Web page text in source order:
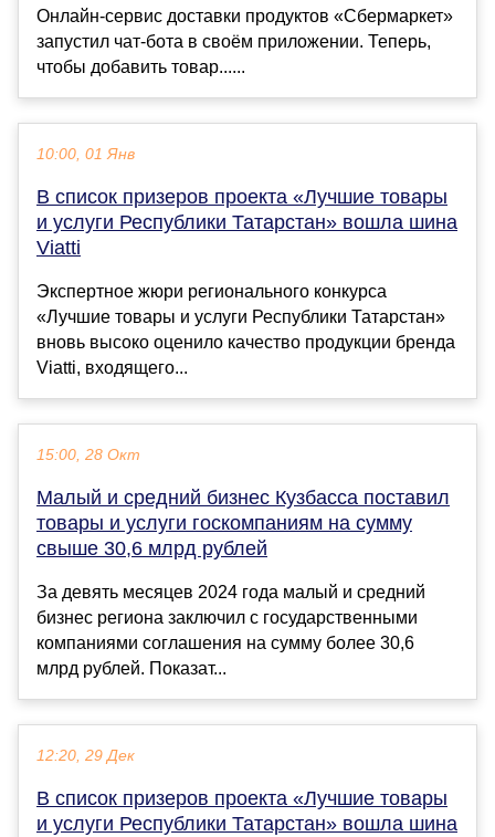
Онлайн-сервис доставки продуктов «Сбермаркет»
запустил чат-бота в своём приложении. Теперь,
чтобы добавить товар......
10:00, 01 Янв
В список призеров проекта «Лучшие товары
и услуги Республики Татарстан» вошла шина
Viatti
Экспертное жюри регионального конкурса
«Лучшие товары и услуги Республики Татарстан»
вновь высоко оценило качество продукции бренда
Viatti, входящего...
15:00, 28 Окт
Малый и средний бизнес Кузбасса поставил
товары и услуги госкомпаниям на сумму
свыше 30,6 млрд рублей
За девять месяцев 2024 года малый и средний
бизнес региона заключил с государственными
компаниями соглашения на сумму более 30,6
млрд рублей. Показат...
12:20, 29 Дек
В список призеров проекта «Лучшие товары
и услуги Республики Татарстан» вошла шина